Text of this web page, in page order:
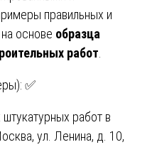
правильных и
основе образца
работ.
✅
работ в
ул. Ленина, д. 10,